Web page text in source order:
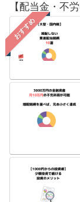
【配当金・不
おすすめ